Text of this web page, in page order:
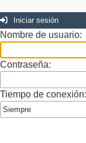
Iniciar sesión
Nombre de usuario:
Contraseña:
Tiempo de conexión: